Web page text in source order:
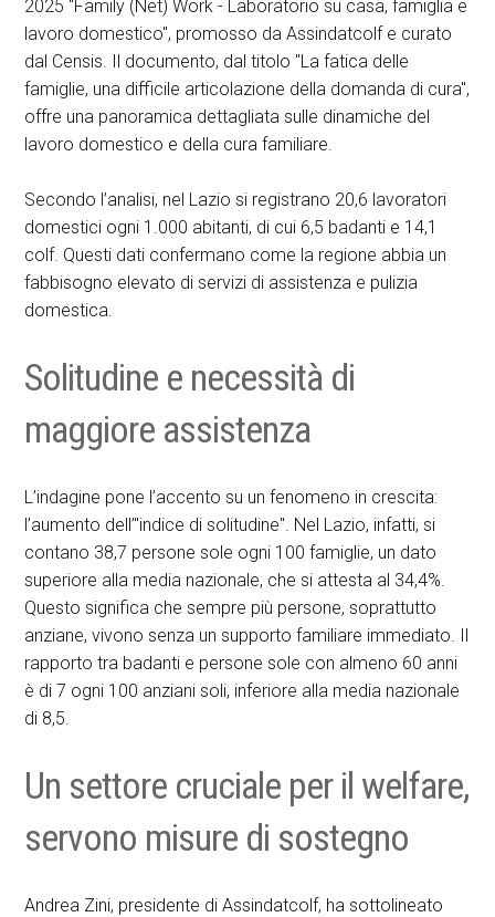
2025 "Family (Net) Work - Laboratorio su casa, famiglia e
lavoro domestico", promosso da Assindatcolf e curato
dal Censis. Il documento, dal titolo "La fatica delle
famiglie, una difficile articolazione della domanda di cura",
offre una panoramica dettagliata sulle dinamiche del
lavoro domestico e della cura familiare.
Secondo l’analisi, nel Lazio si registrano 20,6 lavoratori
domestici ogni 1.000 abitanti, di cui 6,5 badanti e 14,1
colf. Questi dati confermano come la regione abbia un
fabbisogno elevato di servizi di assistenza e pulizia
domestica.
Solitudine e necessità di
maggiore assistenza
L’indagine pone l’accento su un fenomeno in crescita:
l’aumento dell’"indice di solitudine". Nel Lazio, infatti, si
contano 38,7 persone sole ogni 100 famiglie, un dato
superiore alla media nazionale, che si attesta al 34,4%.
Questo significa che sempre più persone, soprattutto
anziane, vivono senza un supporto familiare immediato. Il
rapporto tra badanti e persone sole con almeno 60 anni
è di 7 ogni 100 anziani soli, inferiore alla media nazionale
di 8,5.
Un settore cruciale per il welfare,
servono misure di sostegno
Andrea Zini, presidente di Assindatcolf, ha sottolineato